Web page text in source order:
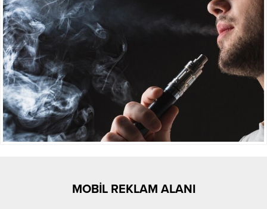
MOBİL REKLAM ALANI